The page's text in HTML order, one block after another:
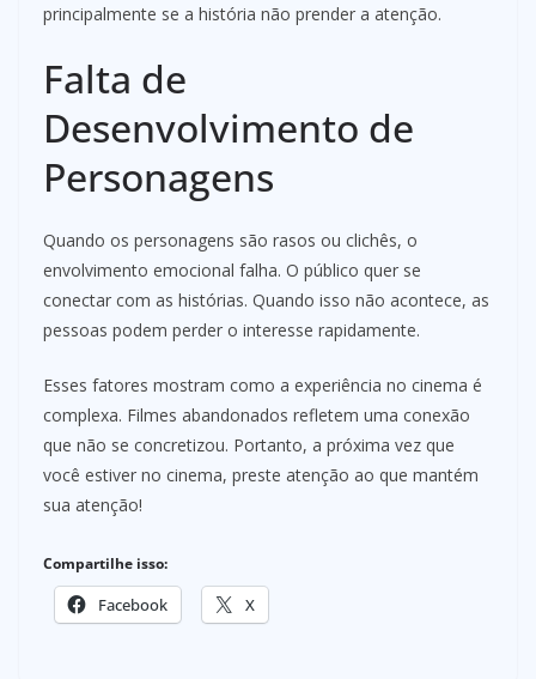
principalmente se a história não prender a atenção.
Falta de
Desenvolvimento de
Personagens
Quando os personagens são rasos ou clichês, o
envolvimento emocional falha. O público quer se
conectar com as histórias. Quando isso não acontece, as
pessoas podem perder o interesse rapidamente.
Esses fatores mostram como a experiência no cinema é
complexa. Filmes abandonados refletem uma conexão
que não se concretizou. Portanto, a próxima vez que
você estiver no cinema, preste atenção ao que mantém
sua atenção!
Compartilhe isso:
Facebook X